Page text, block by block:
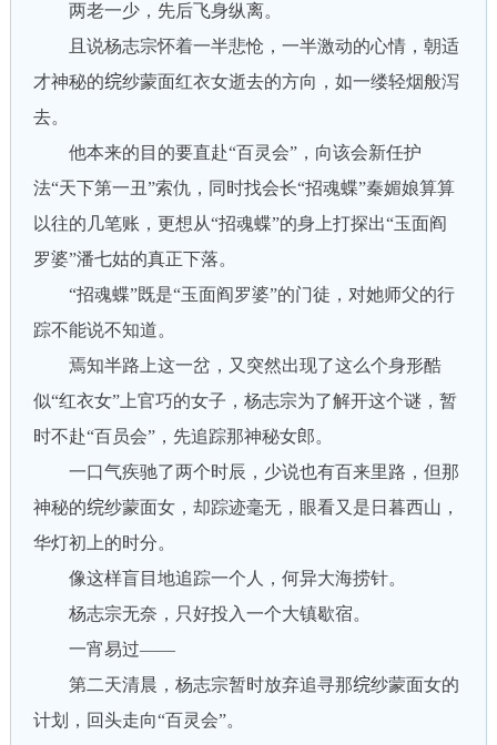
两老一少，先后飞身纵离。
且说杨志宗怀着一半悲怆，一半激动的心情，朝适
才神秘的𬘫纱蒙面红衣女逝去的方向，如一缕轻烟般泻
去。
他本来的目的要直赴“百灵会”，向该会新任护
法“天下第一丑”索仇，同时找会长“招魂蝶”秦媚娘算算
以往的几笔账，更想从“招魂蝶”的身上打探出“玉面阎
罗婆”潘七姑的真正下落。
“招魂蝶”既是“玉面阎罗婆”的门徒，对她师父的行
踪不能说不知道。
焉知半路上这一岔，又突然出现了这么个身形酷
似“红衣女”上官巧的女子，杨志宗为了解开这个谜，暂
时不赴“百员会”，先追踪那神秘女郎。
一口气疾驰了两个时辰，少说也有百来里路，但那
神秘的𬘫纱蒙面女，却踪迹毫无，眼看又是日暮西山，
华灯初上的时分。
像这样盲目地追踪一个人，何异大海捞针。
杨志宗无奈，只好投入一个大镇歇宿。
一宵易过——
第二天清晨，杨志宗暂时放弃追寻那𬘫纱蒙面女的
计划，回头走向“百灵会”。